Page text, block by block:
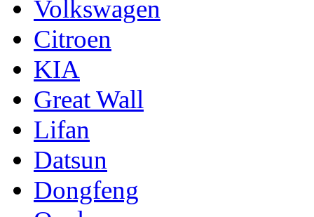
Volkswagen
Citroen
KIA
Great Wall
Lifan
Datsun
Dongfeng